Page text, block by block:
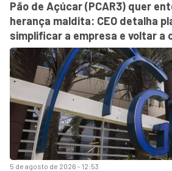
5 de agosto de 2026 - 12:53
Pão de Açúcar (PCAR3) quer
herança maldita: CEO detalha
simplificar a empresa e voltar a